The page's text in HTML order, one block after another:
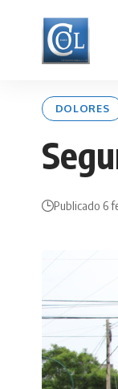
DOLORES
Publicado 6